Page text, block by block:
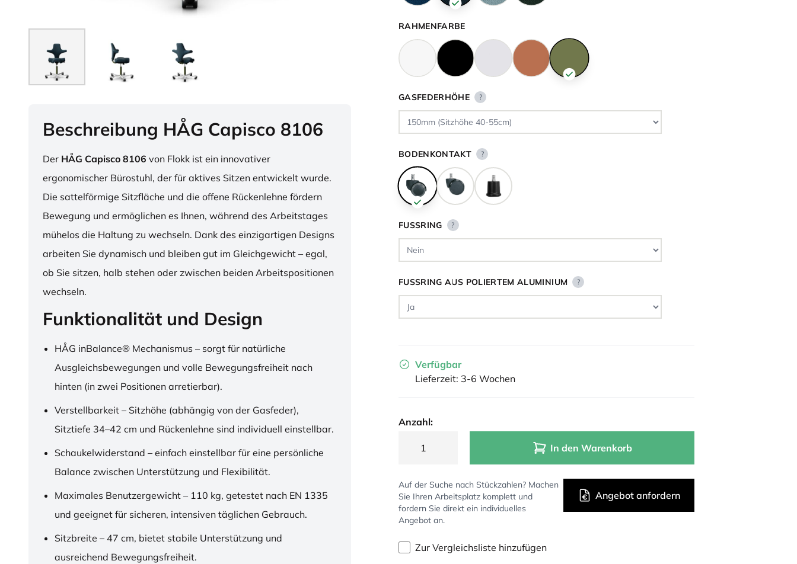
Beschreibung HÅG Capisco 8106
Der HÅG Capisco 8106 von Flokk ist ein innovativer
ergonomischer Bürostuhl, der für aktives Sitzen entwickelt wurde.
Die sattelförmige Sitzfläche und die offene Rückenlehne fördern
Bewegung und ermöglichen es Ihnen, während des Arbeitstages
mühelos die Haltung zu wechseln. Dank des einzigartigen Designs
arbeiten Sie dynamisch und bleiben gut im Gleichgewicht – egal,
ob Sie sitzen, halb stehen oder zwischen beiden Arbeitspositionen
wechseln.
Funktionalität und Design
HÅG inBalance® Mechanismus – sorgt für natürliche
Ausgleichsbewegungen und volle Bewegungsfreiheit nach
hinten (in zwei Positionen arretierbar).
Verstellbarkeit – Sitzhöhe (abhängig von der Gasfeder),
Sitztiefe 34–42 cm und Rückenlehne sind individuell einstellbar.
Schaukelwiderstand – einfach einstellbar für eine persönliche
Balance zwischen Unterstützung und Flexibilität.
Maximales Benutzergewicht – 110 kg, getestet nach EN 1335
und geeignet für sicheren, intensiven täglichen Gebrauch.
Sitzbreite – 47 cm, bietet stabile Unterstützung und
ausreichend Bewegungsfreiheit.
RAHMENFARBE
GASFEDERHÖHE ?
BODENKONTAKT ?
FUSSRING ?
FUSSRING AUS POLIERTEM ALUMINIUM ?
Verfügbar
Lieferzeit: 3-6 Wochen
Anzahl:
In den Warenkorb
Auf der Suche nach Stückzahlen? Machen
Sie Ihren Arbeitsplatz komplett und
fordern Sie direkt ein individuelles
Angebot an.
Angebot anfordern
Zur Vergleichsliste hinzufügen